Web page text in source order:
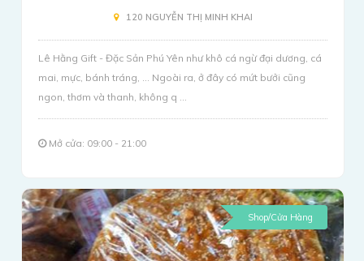
120 NGUYỄN THỊ MINH KHAI
Lê Hằng Gift - Đặc Sản Phú Yên như khô cá ngừ đại dương, cá
mai, mực, bánh tráng, ... Ngoài ra, ở đây có mứt bưởi cũng
ngon, thơm và thanh, không q ...
Mở cửa: 09:00 - 21:00
Shop/Cửa Hàng